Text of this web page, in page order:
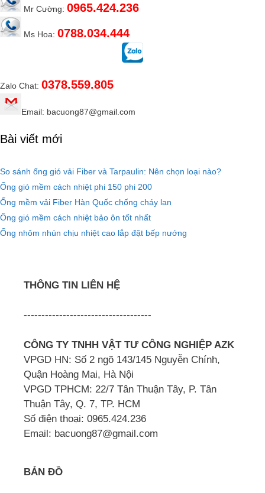
Mr Cường: 0965.424.236
Ms Hoa: 0788.034.444
Zalo Chat: 0378.559.805
Email: bacuong87@gmail.com
Bài viết mới
So sánh ống gió vải Fiber và Tarpaulin: Nên chọn loại nào?
Ống gió mềm cách nhiệt phi 150 phi 200
Ống mềm vải Fiber Hàn Quốc chống cháy lan
Ống gió mềm cách nhiệt bảo ôn tốt nhất
Ống nhôm nhún chịu nhiệt cao lắp đặt bếp nướng
THÔNG TIN LIÊN HỆ
------------------------------------
CÔNG TY TNHH VẬT TƯ CÔNG NGHIỆP AZK
VPGD HN: Số 2 ngõ 143/145 Nguyễn Chính,
Quận Hoàng Mai, Hà Nội
VPGD TPHCM: 22/7 Tân Thuận Tây, P. Tân
Thuận Tây, Q. 7, TP. HCM
Số điện thoại: 0965.424.236
Email: bacuong87@gmail.com
BẢN ĐỒ